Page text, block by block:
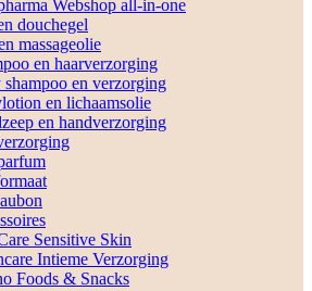
Webshop all-in-one
douchegel
massageolie
en haarverzorging
shampoo en verzorging
en lichaamsolie
en handverzorging
Sensitive Skin
Intieme Verzorging
Foods & Snacks